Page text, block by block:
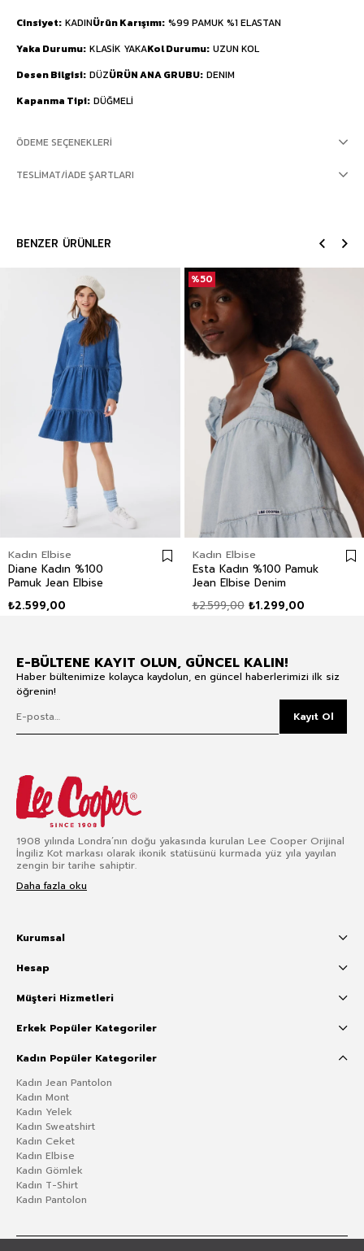
Cinsiyet KADINÜrün Karışımı %99 PAMUK %1 ELASTAN
Yaka Durumu KLASİK YAKAKol Durumu UZUN KOL
Desen Bilgisi DÜZÜRÜN ANA GRUBU DENIM
Kapanma Tipi DÜĞMELİ
ÖDEME SEÇENEKLERI
TESLIMAT/İADE ŞARTLARI
BENZER ÜRÜNLER
Kadın Elbise
Diane Kadın %100
Pamuk Jean Elbise
₺2.599,00
Kadın Elbise
Esta Kadın %100 Pamuk
Jean Elbise Denim
₺1.299,00
₺2.599,00
%50
E-BÜLTENE KAYIT OLUN, GÜNCEL KALIN!
Haber bültenimize kolayca kaydolun, en güncel haberlerimizi ilk siz
öğrenin!
Kayıt Ol
1908 yılında Londra’nın doğu yakasında kurulan Lee Cooper Orijinal
İngiliz Kot markası olarak ikonik statüsünü kurmada yüz yıla yayılan
zengin bir tarihe sahiptir.
Daha fazla oku
Kurumsal
Hesap
Müşteri Hizmetleri
Erkek Popüler Kategoriler
Kadın Popüler Kategoriler
Kadın Jean Pantolon
Kadın Mont
Kadın Yelek
Kadın Sweatshirt
Kadın Ceket
Kadın Elbise
Kadın Gömlek
Kadın T-Shirt
Kadın Pantolon